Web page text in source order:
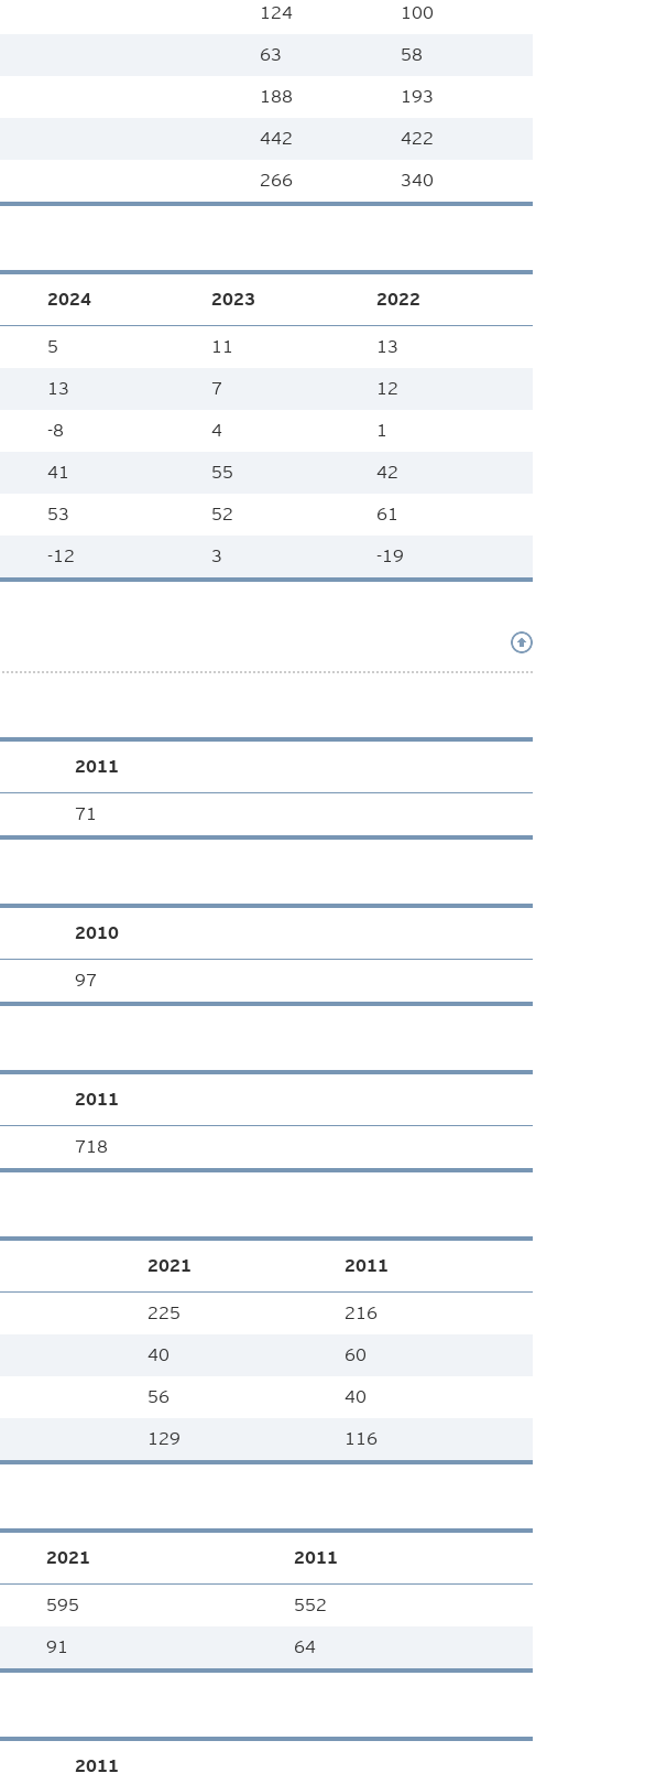
124
100
63
58
188
193
442
422
266 340
2024 2023 2022
5 11
13
13 7
12
-8 4
1
41 55
42
53 52
61
-12 3 -19
2011
71
2010
97
2011
718
2021 2011
225
216
40
60
56
40
129 116
2021 2011
595
552
91 64
2011